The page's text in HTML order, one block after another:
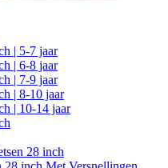
| 5-7 jaar
| 6-8 jaar
| 7-9 jaar
| 8-10 jaar
| 10-14 jaar
28 inch